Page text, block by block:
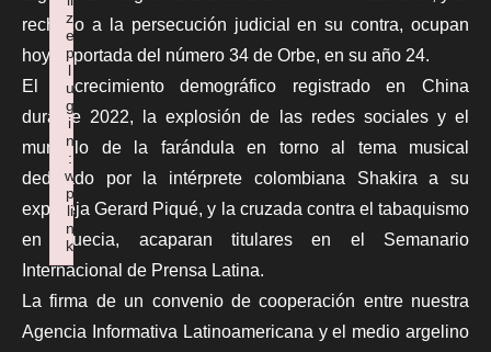
rechazo a la persecución judicial en su contra, ocupan
hoy la portada del número 34 de Orbe, en su año 24.
El decrecimiento demográfico registrado en China
durante 2022, la explosión de las redes sociales y el
mundillo de la farándula en torno al tema musical
dedicado por la intérprete colombiana Shakira a su
expareja Gerard Piqué, y la cruzada contra el tabaquismo
en Suecia, acaparan titulares en el Semanario
Internacional de Prensa Latina.
La firma de un convenio de cooperación entre nuestra
Agencia Informativa Latinoamericana y el medio argelino
z
e
p
l
u
g
i
n
:
w
p
li
n
k
Failed to initialize plugin: wplink